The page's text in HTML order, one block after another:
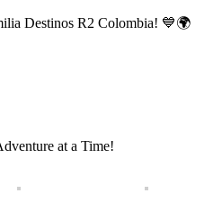
Destinos R2 Colombia! 💙🌍
at a Time!